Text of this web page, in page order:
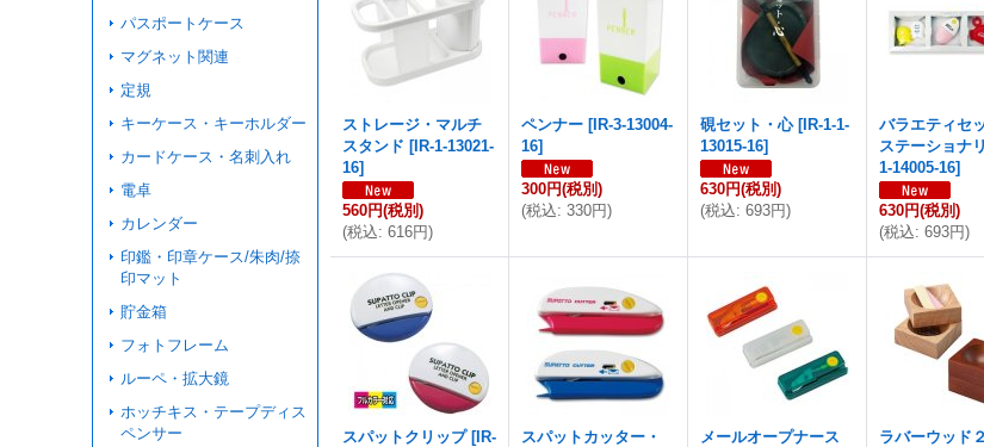
パスポートケース
マグネット関連
定規
キーケース・キーホルダー
カードケース・名刺入れ
電卓
カレンダー
印鑑・印章ケース/朱肉/捺
印マット
貯金箱
フォトフレーム
ルーペ・拡大鏡
ホッチキス・テープディス
ペンサー
ストレージ・マルチ
スタンド [IR-1-13021-
16]
560円(税別)
(税込: 616円)
ペンナー [IR-3-13004-
16]
300円(税別)
(税込: 330円)
硯セット・心 [IR-1-1-
13015-16]
630円(税別)
(税込: 693円)
バラエティセ
ステーショナ
1-14005-16]
630円(税別)
(税込: 693円)
スパットクリップ [IR-
スパットカッター・
メールオープナース
ラバーウッド